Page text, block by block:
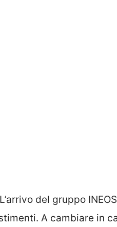
del gruppo
A cambiare in